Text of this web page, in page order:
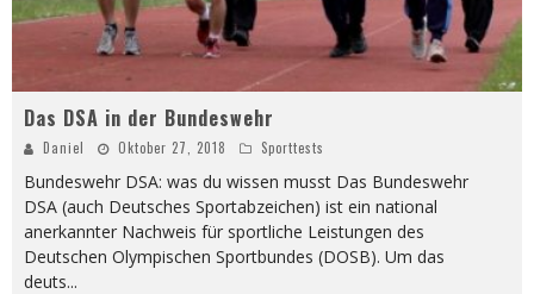
Das DSA in der Bundeswehr
Daniel Oktober 27, 2018 Sporttests
Bundeswehr DSA: was du wissen musst Das Bundeswehr
DSA (auch Deutsches Sportabzeichen) ist ein national
anerkannter Nachweis für sportliche Leistungen des
Deutschen Olympischen Sportbundes (DOSB). Um das
deuts...